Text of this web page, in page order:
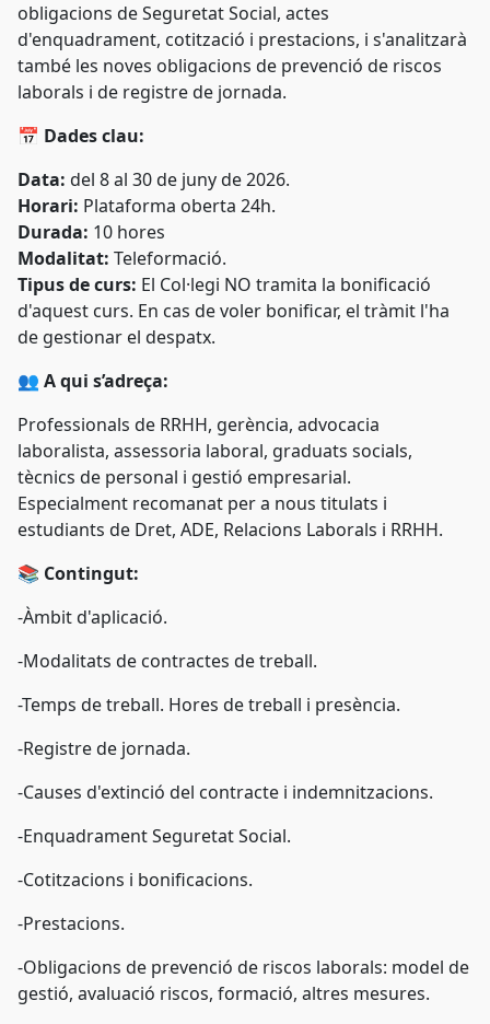
obligacions de Seguretat Social, actes
d'enquadrament, cotització i prestacions, i s'analitzarà
també les noves obligacions de prevenció de riscos
laborals i de registre de jornada.
📅 Dades clau:
Data: del 8 al 30 de juny de 2026.
Horari: Plataforma oberta 24h.
Durada: 10 hores
Modalitat: Teleformació.
Tipus de curs: El Col·legi NO tramita la bonificació
d'aquest curs. En cas de voler bonificar, el tràmit l'ha
de gestionar el despatx.
👥 A qui s’adreça:
Professionals de RRHH, gerència, advocacia
laboralista, assessoria laboral, graduats socials,
tècnics de personal i gestió empresarial.
Especialment recomanat per a nous titulats i
estudiants de Dret, ADE, Relacions Laborals i RRHH.
📚 Contingut:
-Àmbit d'aplicació.
-Modalitats de contractes de treball.
-Temps de treball. Hores de treball i presència.
-Registre de jornada.
-Causes d'extinció del contracte i indemnitzacions.
-Enquadrament Seguretat Social.
-Cotitzacions i bonificacions.
-Prestacions.
-Obligacions de prevenció de riscos laborals: model de
gestió, avaluació riscos, formació, altres mesures.